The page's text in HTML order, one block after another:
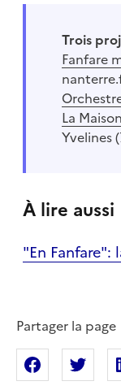
Trois
Fanfare
La
Yvelines
À lire aussi
"En
Partager la page
Partager